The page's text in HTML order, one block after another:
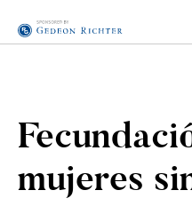
mujeres